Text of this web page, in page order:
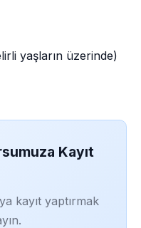
yaşların üzerinde)
Kayıt
kayıt yaptırmak